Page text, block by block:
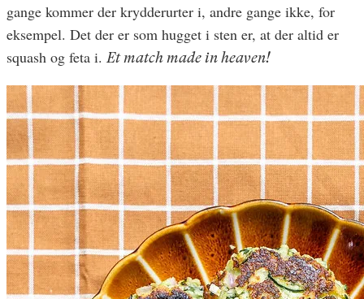
gange kommer der krydderurter i, andre gange ikke, for
eksempel. Det der er som hugget i sten er, at der altid er
squash og feta i.Et match made in heaven!